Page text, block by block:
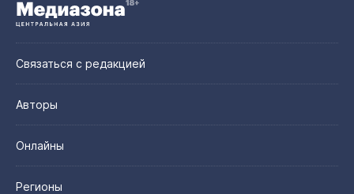
Связаться с редакцией
Авторы
Онлайны
Регионы